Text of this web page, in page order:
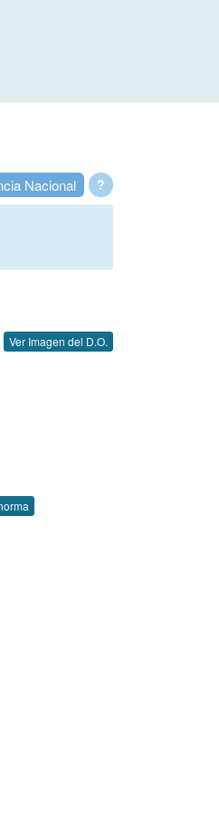
?
Nacional
Ver Imagen del D.O.